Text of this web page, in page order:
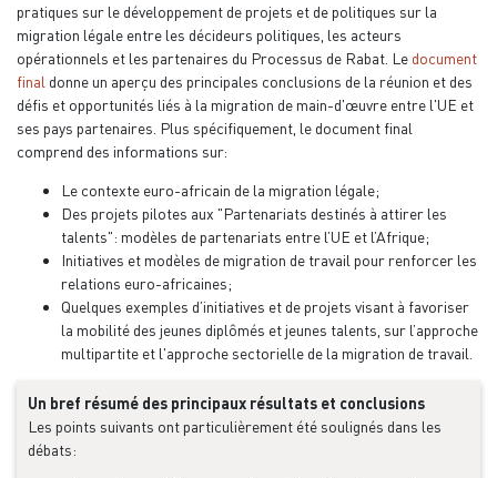
pratiques sur le développement de projets et de politiques sur la
migration légale entre les décideurs politiques, les acteurs
opérationnels et les partenaires du Processus de Rabat. Le document
final donne un aperçu des principales conclusions de la réunion et des
défis et opportunités liés à la migration de main-d'œuvre entre l'UE et
ses pays partenaires. Plus spécifiquement, le document final
comprend des informations sur:
Le contexte euro-africain de la migration légale;
Des projets pilotes aux "Partenariats destinés à attirer les
talents": modèles de partenariats entre l’UE et l’Afrique;
Initiatives et modèles de migration de travail pour renforcer les
relations euro-africaines;
Quelques exemples d’initiatives et de projets visant à favoriser
la mobilité des jeunes diplômés et jeunes talents, sur l’approche
multipartite et l'approche sectorielle de la migration de travail.
Un bref résumé des principaux résultats et conclusions
Les points suivants ont particulièrement été soulignés dans les
débats: